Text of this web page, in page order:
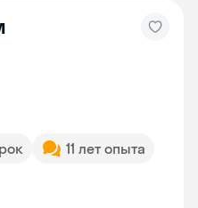
11 лет опыта